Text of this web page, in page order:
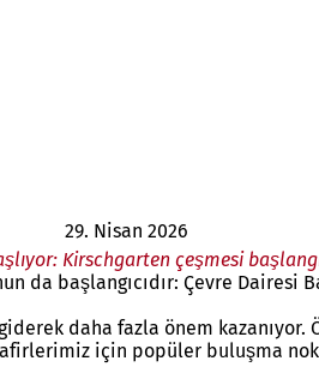
29. Nisan 2026
Kirschgarten çeşmesi
başlangıcıdır: Çevre Dairesi
daha fazla önem
için popüler buluşma